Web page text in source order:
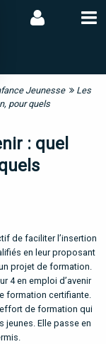
Jeunesse
Les
pour quels
: quel
de faciliter l’insertion
en leur proposant
projet de formation.
4 en emploi d’avenir
formation certifiante.
de formation qui
jeunes. Elle passe en